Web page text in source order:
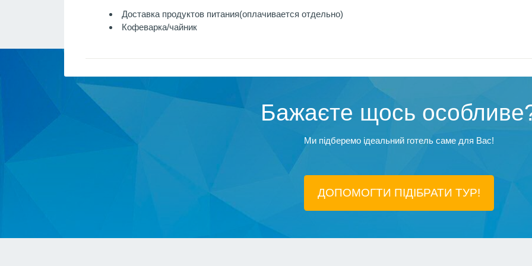
Доставка продуктов питания(оплачивается отдельно)
Кофеварка/чайник
Бажаєте щось
Ми підберемо ідеальний готель саме для Вас!
ДОПОМОГТИ ПІДIБРАТИ ТУР!